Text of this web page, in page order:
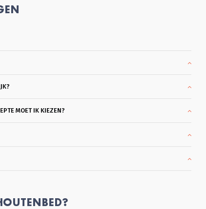
van mijn interesse en het
te ervaren. Ik trof een heel
Ook in de overleggen
en klantvriendelijk. Ik kon
met een heel mooi bed
Bodems ook gekocht die
worden omdat ik al een
en klantgerichtheid,
die ik zelden tegenkom.
MOET IK KIEZEN?